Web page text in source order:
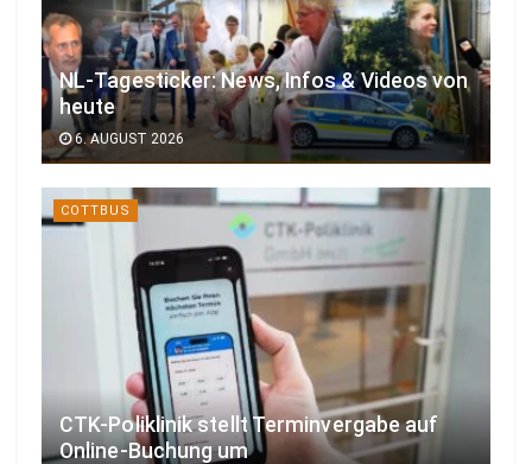
NL-Tagesticker: News, Infos & Videos von
heute
6. AUGUST 2026
COTTBUS
CTK-Poliklinik stellt Terminvergabe auf
Online-Buchung um